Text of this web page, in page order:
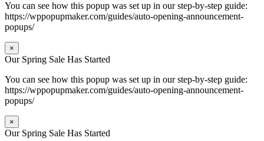
You can see how this popup was set up in our step-by-step guide:
https://wppopupmaker.com/guides/auto-opening-announcement-
popups/
×
Our Spring Sale Has Started
You can see how this popup was set up in our step-by-step guide:
https://wppopupmaker.com/guides/auto-opening-announcement-
popups/
×
Our Spring Sale Has Started